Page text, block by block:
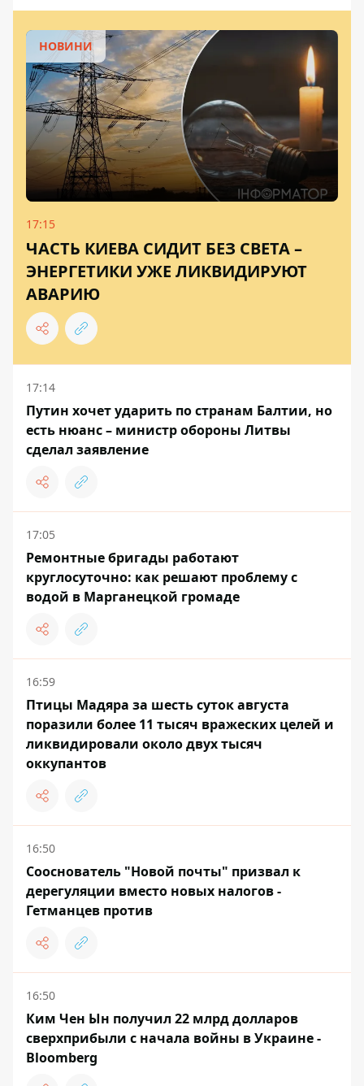
НОВИНИ
17:15
ЧАСТЬ КИЕВА СИДИТ БЕЗ СВЕТА –
ЭНЕРГЕТИКИ УЖЕ ЛИКВИДИРУЮТ
АВАРИЮ
17:14
Путин хочет ударить по странам Балтии, но
есть нюанс – министр обороны Литвы
сделал заявление
17:05
Ремонтные бригады работают
круглосуточно: как решают проблему с
водой в Марганецкой громаде
16:59
Птицы Мадяра за шесть суток августа
поразили более 11 тысяч вражеских целей и
ликвидировали около двух тысяч
оккупантов
16:50
Сооснователь "Новой почты" призвал к
дерегуляции вместо новых налогов -
Гетманцев против
16:50
Ким Чен Ын получил 22 млрд долларов
сверхприбыли с начала войны в Украине -
Bloomberg